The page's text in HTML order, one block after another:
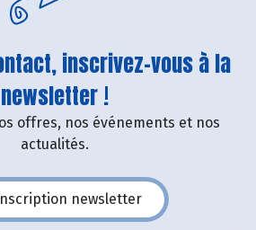
inscrivez-vous à la
newsletter !
offres, nos événements et nos
actualités.
newsletter